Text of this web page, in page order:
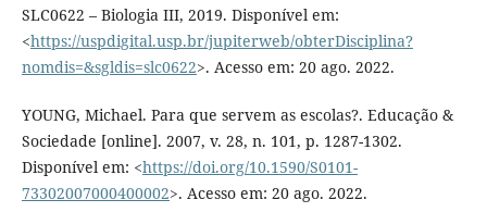
SLC0622 – Biologia III, 2019. Disponível em:
<https://uspdigital.usp.br/jupiterweb/obterDisciplina?
nomdis=&sgldis=slc0622>. Acesso em: 20 ago. 2022.
YOUNG, Michael. Para que servem as escolas?. Educação &
Sociedade [online]. 2007, v. 28, n. 101, p. 1287-1302.
Disponível em: <https://doi.org/10.1590/S0101-
73302007000400002>. Acesso em: 20 ago. 2022.